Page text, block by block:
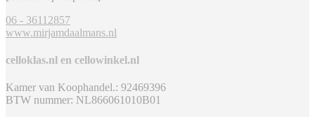
06 - 36112857
www.mirjamdaalmans.nl
celloklas.nl en cellowinkel.nl
Kamer van Koophandel.: 92469396
BTW nummer: NL866061010B01